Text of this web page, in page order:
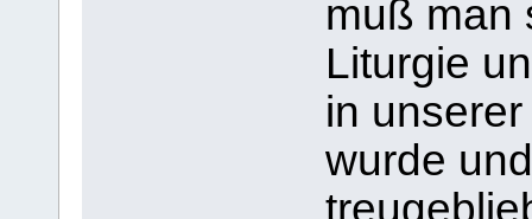
muß man
Liturgie
in
wurde